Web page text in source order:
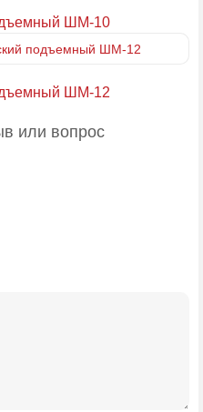
ШМ-10
ШМ-12
или вопрос